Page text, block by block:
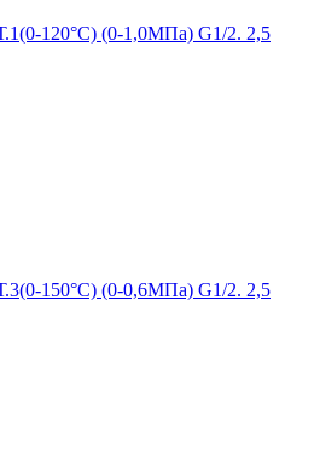
120°С) (0-1,0МПа) G1/2. 2,5
150°С) (0-0,6МПа) G1/2. 2,5